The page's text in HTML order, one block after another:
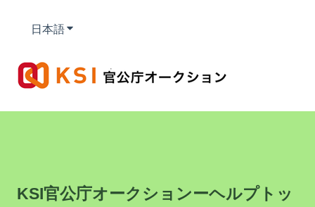
日本語翻訳のサブメニューを表示
KSI官公庁オークションーヘルプトッ